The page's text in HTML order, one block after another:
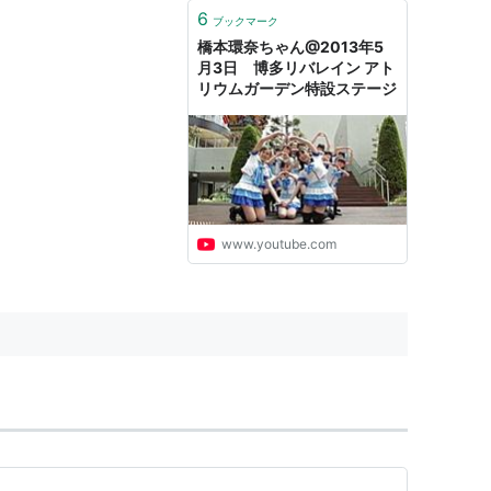
6 ブックマーク
橋本環奈ちゃん@2013年5
月3日 博多リバレイン アト
リウムガーデン特設ステージ
www.youtube.com